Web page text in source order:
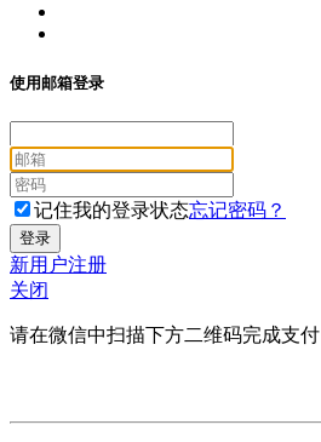
使用邮箱登录
记住我的登录状态忘记密码？
新用户注册
关闭
请在微信中扫描下方二维码完成支付